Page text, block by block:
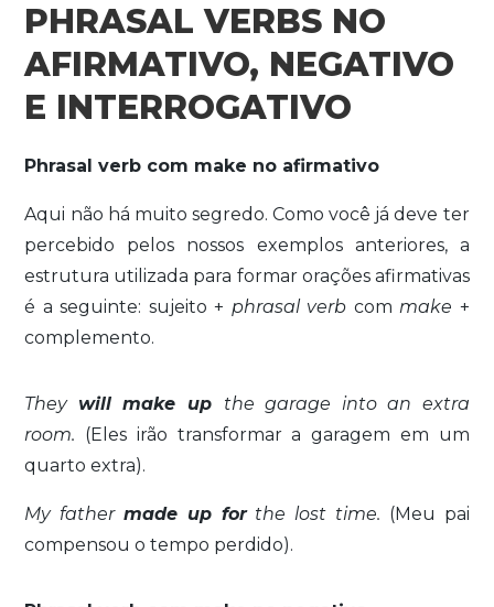
PHRASAL VERBS NO
AFIRMATIVO, NEGATIVO
E INTERROGATIVO
Phrasal verb com make no afirmativo
Aqui não há muito segredo. Como você já deve ter
percebido pelos nossos exemplos anteriores, a
estrutura utilizada para formar orações afirmativas
é a seguinte: sujeito + phrasal verb commake +
complemento.
They will make up the garage into an extra
room. (Eles irão transformar a garagem em um
quarto extra).
My fathermade up forthe lost time. (Meu pai
compensou o tempo perdido).